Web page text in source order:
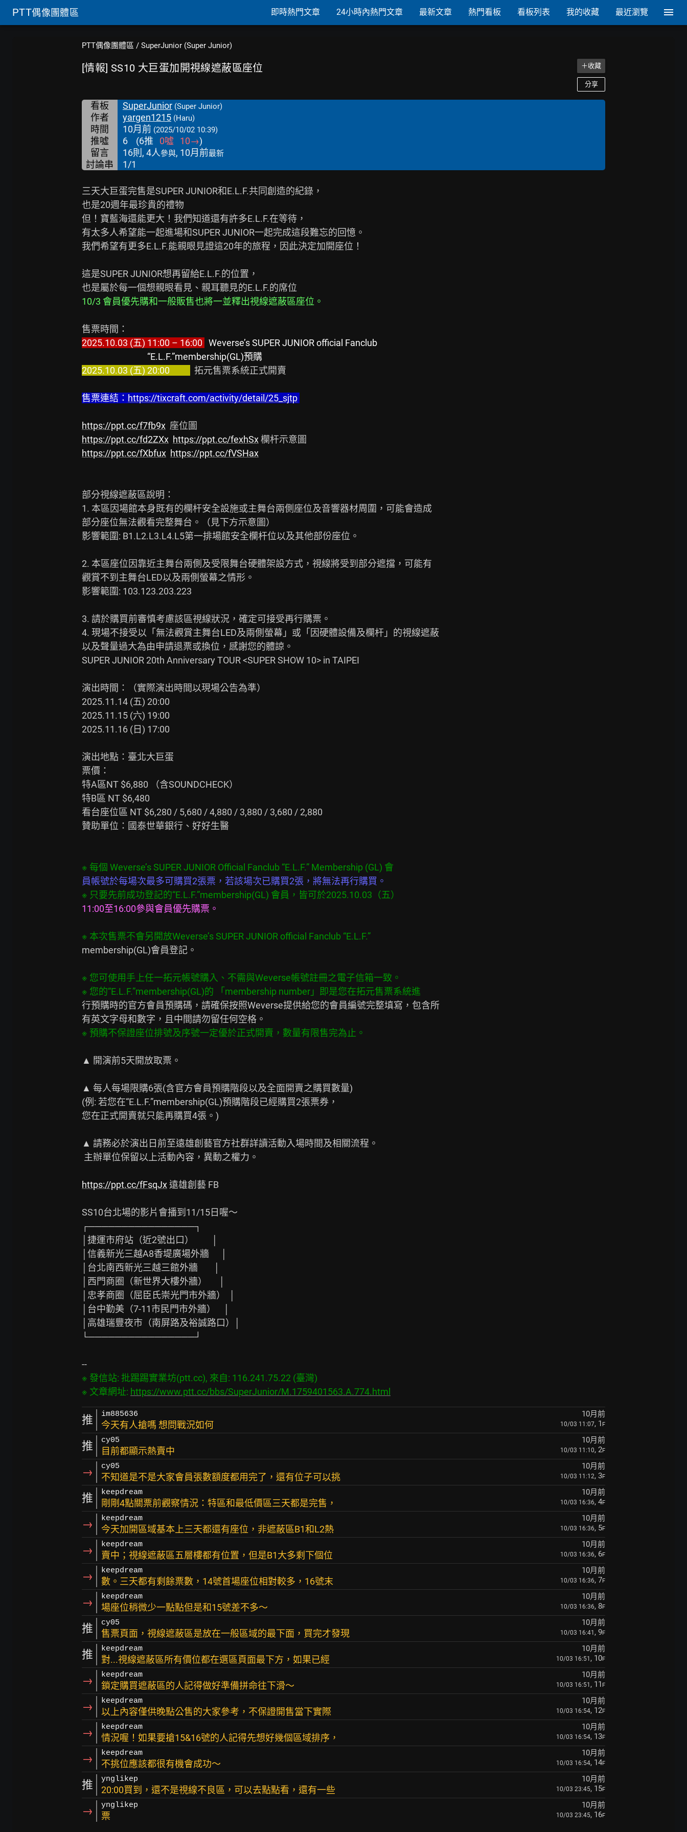
PTT偶像團體區 即時熱門文章 24小時內熱門文章 最新文章 熱門看板 看板列表 我的收藏 最近瀏覽
PTT偶像團體區 / SuperJunior (Super Junior)
[情報] SS10 大巨蛋加開視線遮蔽區座位 ＋收藏
分享
看板 SuperJunior (Super Junior)
作者 yargen1215 (Haru)
時間 10月前 (2025/10/02 10:39)
推噓 6 (6推 0噓 10→)
留言
16則, 4人參與, 10月前最新
討論串 1/1
三天大巨蛋完售是SUPER JUNIOR和E.L.F.共同創造的紀錄，
也是20週年最珍貴的禮物
但！寶藍海還能更大！我們知道還有許多E.L.F.在等待，
有太多人希望能一起進場和SUPER JUNIOR一起完成這段難忘的回憶。
我們希望有更多E.L.F.能親眼見證這20年的旅程，因此決定加開座位！
這是SUPER JUNIOR想再留給E.L.F.的位置，
10/3 會員優先購和一般販售也將一並釋出視線遮蔽區座位。
2025.10.03 (五) 11:00 – 16:00 Weverse’s SUPER JUNIOR official Fanclub
“E.L.F.”membership(GL)預購
2025.10.03 (五) 20:00
  拓元售票系統正式開賣
售票連結： https://tixcraft.com/activity/detail/25_sjtp
https://ppt.cc/f7fb9x
https://ppt.cc/fd2ZXx https://ppt.cc/fexhSx
https://ppt.cc/fXbfux https://ppt.cc/fVSHax
部分視線遮蔽區說明：
1. 本區因場館本身既有的欄杆安全設施或主舞台兩側座位及音響器材周圍，可能會造成
部分座位無法觀看完整舞台。（見下方示意圖）
影響範圍: B1.L2.L3.L4.L5第一排場館安全欄杆位以及其他部份座位。
2. 本區座位因靠近主舞台兩側及受限舞台硬體架設方式，視線將受到部分遮擋，可能有
觀賞不到主舞台LED以及兩側螢幕之情形。
影響範圍: 103.123.203.223
3. 請於購買前審慎考慮該區視線狀況，確定可接受再行購票。
4. 現場不接受以「無法觀賞主舞台LED及兩側螢幕」或「因硬體設備及欄杆」的視線遮蔽
以及聲量過大為由申請退票或換位，感謝您的體諒。
SUPER JUNIOR 20th Anniversary TOUR <SUPER SHOW 10> in TAIPEI
演出時間：（實際演出時間以現場公告為準）
2025.11.14 (五) 20:00
2025.11.15 (六) 19:00
2025.11.16 (日) 17:00
演出地點：臺北大巨蛋
票價：
特A區NT $6,880 （含SOUNDCHECK）
特B區 NT $6,480
看台座位區 NT $6,280 / 5,680 / 4,880 / 3,880 / 3,680 / 2,880
贊助單位：國泰世華銀行、好好生醫
員帳號於每場次最多可購買2張票，若該場次已購買2張，將無法再行購買。
11:00至16:00參與會員優先購票。
membership(GL)會員登記。
※ 您可使用手上任一拓元帳號購入、不需與Weverse帳號註冊之電子信箱一致。
行預購時的官方會員預購碼，請確保按照Weverse提供給您的會員編號完整填寫，包含所
▲ 開演前5天開放取票。
▲ 每人每場限購6張(含官方會員預購階段以及全面開賣之購買數量)
(例: 若您在“E.L.F.”membership(GL)預購階段已經購買2張票券，
您在正式開賣就只能再購買4張。)
▲ 請務必於演出日前至遠雄創藝官方社群詳讀活動入場時間及相關流程。
https://ppt.cc/fFsqJx 遠雄創藝 FB
SS10台北場的影片會播到11/15日喔～
┌────────────────┐
│捷運市府站（近2號出口）         │
│信義新光三越A8香堤廣場外牆      │
│台北南西新光三越三館外牆        │
│西門商圈（新世界大樓外牆）      │
│忠孝商圈（屈臣氏崇光門市外牆）  │
│台中勤美（7-11市民門市外牆）    │
│高雄瑞豐夜市（南屏路及裕誠路口）│
└────────────────┘
※ 發信站: 批踢踢實業坊(ptt.cc), 來自: 116.241.75.22 (臺灣)
※ 文章網址: https://www.ptt.cc/bbs/SuperJunior/M.1759401563.A.774.html
推 im885636 10月前
今天有人搶嗎 想問戰況如何 10/03 11:07, 1 F
推 cy05 10月前
目前都顯示熱賣中 10/03 11:10, 2F
→ cy05 10月前
不知道是不是大家會員張數額度都用完了，還有位子可以挑 10/03 11:12, 3F
推 keepdream 10月前
剛剛4點關票前觀察情況：特區和最低價區三天都是完售， 10/03 16:36, 4F
→ keepdream 10月前
今天加開區域基本上三天都還有座位，非遮蔽區B1和L2熱 10/03 16:36, 5F
→ keepdream 10月前
賣中；視線遮蔽區五層樓都有位置，但是B1大多剩下個位 10/03 16:36, 6F
→ keepdream 10月前
數。三天都有剩餘票數，14號首場座位相對較多，16號末 10/03 16:36, 7F
→ keepdream 10月前
場座位稍微少一點點但是和15號差不多～ 10/03 16:36, 8F
推 cy05 10月前
售票頁面，視線遮蔽區是放在一般區域的最下面，買完才發現 10/03 16:41 , 9F
推 keepdream 10月前
對...視線遮蔽區所有價位都在選區頁面最下方，如果已經 10/03 16:51 , 10F
→ keepdream 10月前
鎖定購買遮蔽區的人記得做好準備拼命往下滑～ 10/03 16:51 , 11 F
→ keepdream 10月前
以上內容僅供晚點公售的大家參考，不保證開售當下實際 10/03 16:54, 12F
→ keepdream 10月前
情況喔！如果要搶15&16號的人記得先想好幾個區域排序， 10/03 16:54, 13F
→ keepdream 10月前
不挑位應該都很有機會成功～ 10/03 16:54, 14F
推 ynglikep 10月前
20:00買到，還不是視線不良區，可以去點點看，還有一些 10/03 23:45, 15F
→ ynglikep 10月前
票 10/03 23:45, 16F